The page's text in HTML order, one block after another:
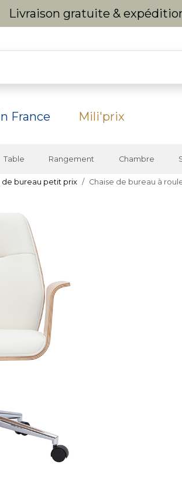
Livraison gratuite &
France Mili'prix
Table Rangement Chambre
de bureau petit prix Chaise de bureau à